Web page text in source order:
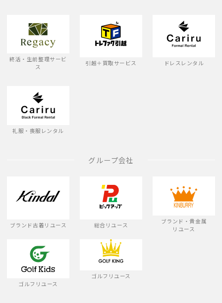
終活・生前整理サービ
ス
引越＋買取サービス ドレスレンタル
礼服・喪服レンタル
グループ会社
ブランド古着リユース 総合リユース
ブランド・貴金属
リユース
ゴルフリユース
ゴルフリユース